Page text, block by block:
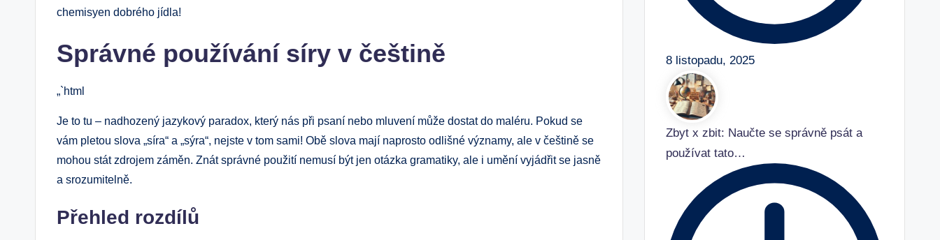
chemisyen dobrého jídla!
Správné používání síry v češtině
„`html
Je to tu – nadhozený jazykový paradox, který nás při psaní nebo mluvení může dostat do maléru. Pokud se
vám pletou slova „síra“ a „sýra“, nejste v tom sami! Obě slova mají naprosto odlišné významy, ale v češtině se
mohou stát zdrojem záměn. Znát správné použití nemusí být jen otázka gramatiky, ale i umění vyjádřit se jasně
a srozumitelně.
Přehled rozdílů
8 listopadu, 2025
Zbyt x zbit: Naučte se správně psát a
používat tato…